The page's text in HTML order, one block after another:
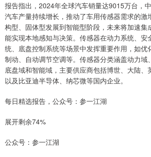
报告指出，2024年全球汽车销量达9015万台，
汽车产量持续增长，推动了车用传感器需求的激
构型、固体型发展到智能型阶段，未来将加速集
能实现本地感知与决策。传感器在动力系统、安
统、底盘控制系统等场景中发挥重要作用，如优
制动、自动调节空调等。传感器分类涵盖动力域
底盘域和智能域，主要供应商包括博世、大陆、
以及比亚迪半导体、纳芯微等国内企业。
每日精选报告，公众号：参一江湖
展开剩余74%
公众号：参一江湖